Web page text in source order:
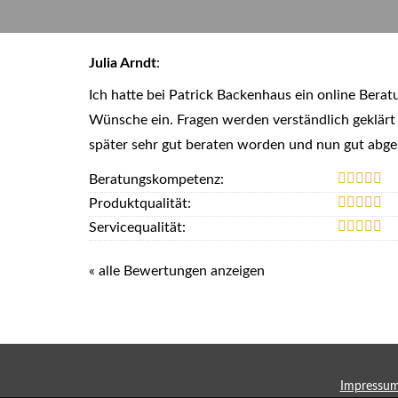
Julia Arndt:
Ich hatte bei Patrick Backenhaus ein online
Wünsche ein. Fragen werden verständlich
später sehr gut beraten worden und nun gut
Beratungskompetenz:
Produktqualität:
Servicequalität:
« alle Bewertungen anzeigen